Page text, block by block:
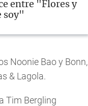
entre "Flores y
soy"
Noonie Bao y Bonn,
& Lagola.
Tim Bergling